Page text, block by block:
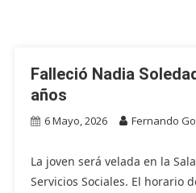
Falleció Nadia
años
6 Mayo, 2026 Fernando
La joven será velada en la
Servicios Sociales. El horario